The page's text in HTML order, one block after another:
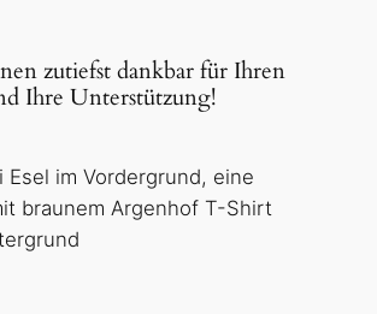
zutiefst dankbar für Ihren
Ihre Unterstützung!